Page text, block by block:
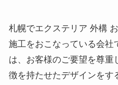
札幌でエクステリア 外構
施工をおこなっている会社
は、お客様のご要望を尊重
徴を持たせたデザインをす